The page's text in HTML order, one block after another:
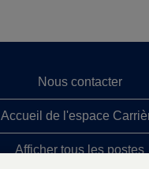
Nous contacter
Accueil de l'espace
Afficher tous les postes